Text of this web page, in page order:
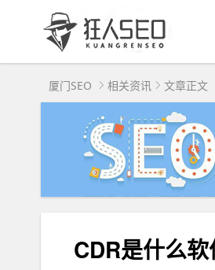
厦门SEO 相关资讯 文章正文
CDR是什么软